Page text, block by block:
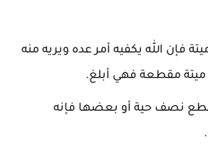
فإن الله يكفيه أمر عده ويريه منه
ميتة مقطعة فهي أبلغ.
نصف حية أو بعضها فإنه